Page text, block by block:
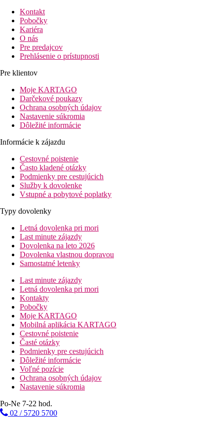
Kontakt
Pobočky
Kariéra
O nás
Pre predajcov
Prehlásenie o prístupnosti
Pre klientov
Moje KARTAGO
Darčekové poukazy
Ochrana osobných údajov
Nastavenie súkromia
Dôležité informácie
Informácie k zájazdu
Cestovné poistenie
Často kladené otázky
Podmienky pre cestujúcich
Služby k dovolenke
Vstupné a pobytové poplatky
Typy dovolenky
Letná dovolenka pri mori
Last minute zájazdy
Dovolenka na leto 2026
Dovolenka vlastnou dopravou
Samostatné letenky
Last minute zájazdy
Letná dovolenka pri mori
Kontakty
Pobočky
Moje KARTAGO
Mobilná aplikácia KARTAGO
Cestovné poistenie
Časté otázky
Podmienky pre cestujúcich
Dôležité informácie
Voľné pozície
Ochrana osobných údajov
Nastavenie súkromia
Po-Ne 7-22 hod.
02 / 5720 5700